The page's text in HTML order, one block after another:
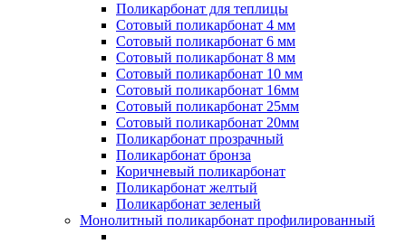
Поликарбонат для теплицы
Сотовый поликарбонат 4 мм
Сотовый поликарбонат 6 мм
Сотовый поликарбонат 8 мм
Сотовый поликарбонат 10 мм
Сотовый поликарбонат 16мм
Сотовый поликарбонат 25мм
Сотовый поликарбонат 20мм
Поликарбонат прозрачный
Поликарбонат бронза
Коричневый поликарбонат
Поликарбонат желтый
Поликарбонат зеленый
Монолитный поликарбонат профилированный